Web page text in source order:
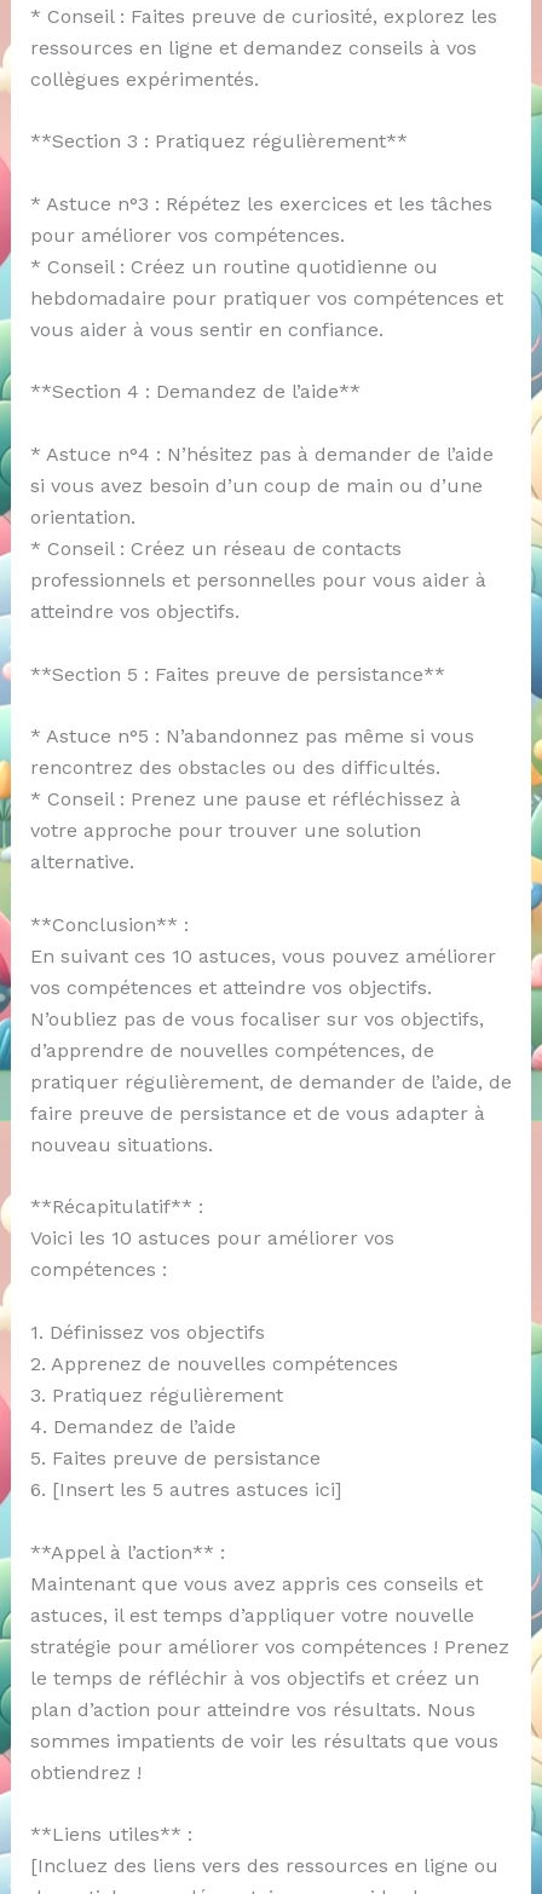
* Conseil : Faites preuve de curiosité, explorez les
ressources en ligne et demandez conseils à vos
collègues expérimentés.
**Section 3 : Pratiquez régulièrement**
* Astuce n°3 : Répétez les exercices et les tâches
pour améliorer vos compétences.
* Conseil : Créez un routine quotidienne ou
hebdomadaire pour pratiquer vos compétences et
vous aider à vous sentir en confiance.
**Section 4 : Demandez de l’aide**
* Astuce n°4 : N’hésitez pas à demander de l’aide
si vous avez besoin d’un coup de main ou d’une
orientation.
* Conseil : Créez un réseau de contacts
professionnels et personnelles pour vous aider à
atteindre vos objectifs.
**Section 5 : Faites preuve de persistance**
* Astuce n°5 : N’abandonnez pas même si vous
rencontrez des obstacles ou des difficultés.
* Conseil : Prenez une pause et réfléchissez à
votre approche pour trouver une solution
alternative.
**Conclusion** :
En suivant ces 10 astuces, vous pouvez améliorer
vos compétences et atteindre vos objectifs.
N’oubliez pas de vous focaliser sur vos objectifs,
d’apprendre de nouvelles compétences, de
pratiquer régulièrement, de demander de l’aide, de
faire preuve de persistance et de vous adapter à
nouveau situations.
**Récapitulatif** :
Voici les 10 astuces pour améliorer vos
compétences :
1. Définissez vos objectifs
2. Apprenez de nouvelles compétences
3. Pratiquez régulièrement
4. Demandez de l’aide
5. Faites preuve de persistance
6. [Insert les 5 autres astuces ici]
**Appel à l’action** :
Maintenant que vous avez appris ces conseils et
astuces, il est temps d’appliquer votre nouvelle
stratégie pour améliorer vos compétences ! Prenez
le temps de réfléchir à vos objectifs et créez un
plan d’action pour atteindre vos résultats. Nous
sommes impatients de voir les résultats que vous
obtiendrez !
**Liens utiles** :
[Incluez des liens vers des ressources en ligne ou